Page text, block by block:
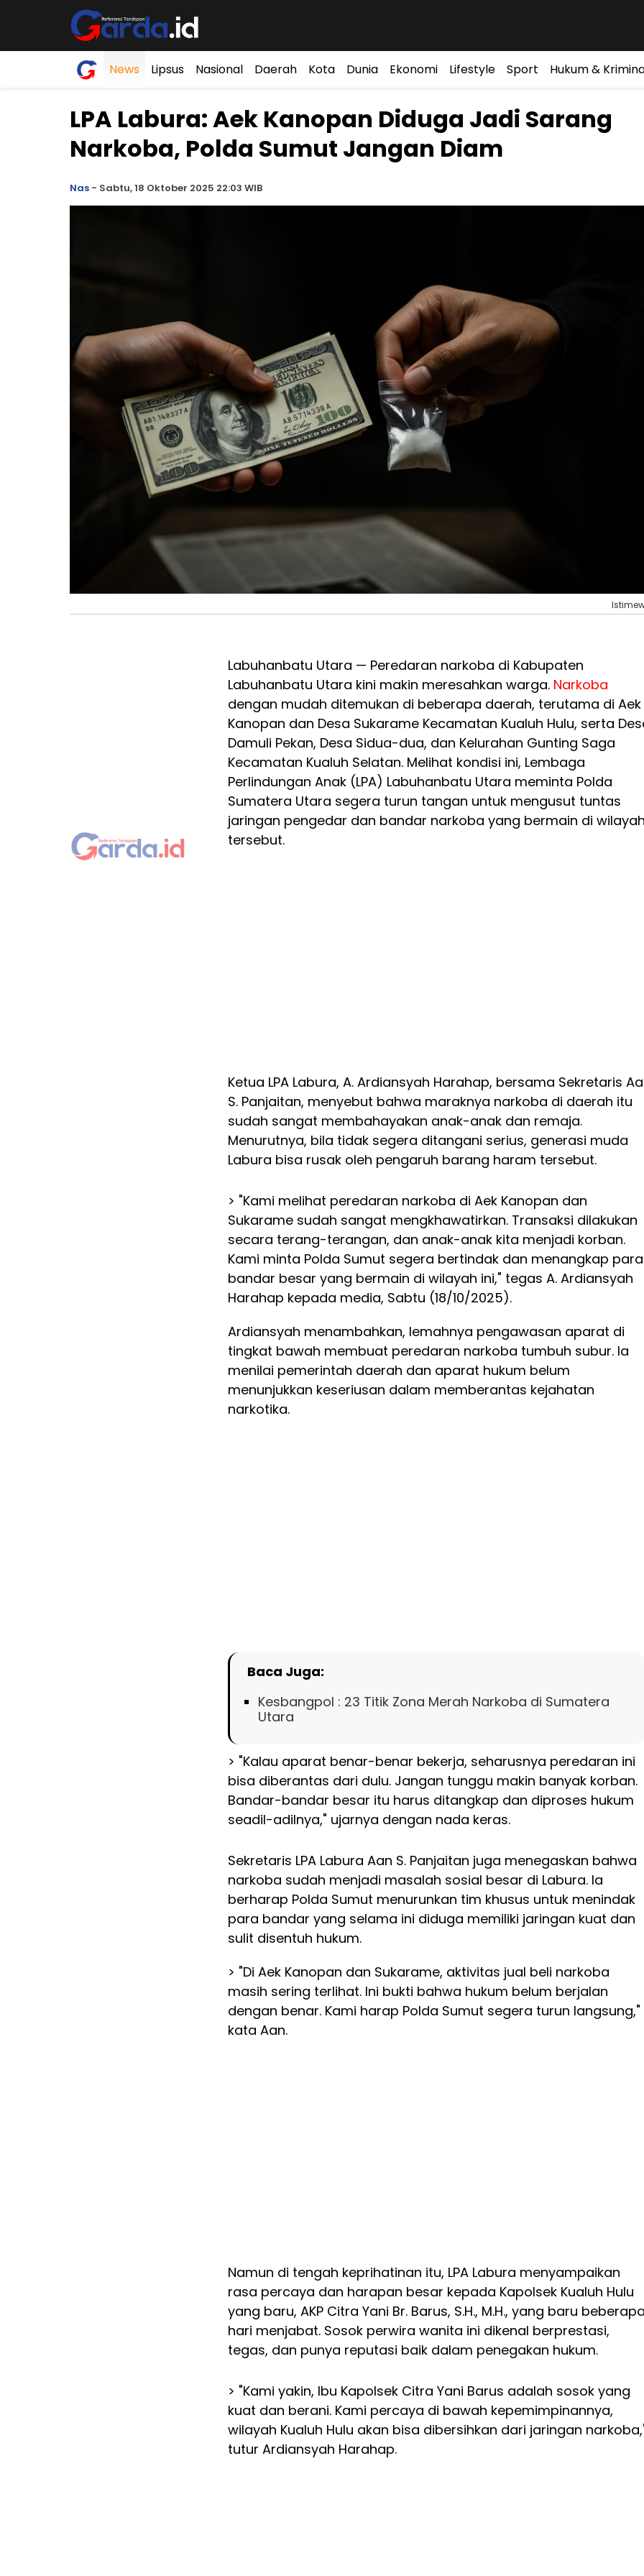
News Lipsus Nasional Daerah Kota Dunia Ekonomi Lifestyle Sport Hukum &
LPA Labura: Aek Kanopan Diduga Jadi Sarang
Narkoba, Polda Sumut Jangan Diam
Nas - Sabtu, 18 Oktober 2025 22:03 WIB
Labuhanbatu Utara — Peredaran narkoba di Kabupaten
Labuhanbatu Utara kini makin meresahkan warga. Narkoba
dengan mudah ditemukan di beberapa daerah, terutama di Aek
Kanopan dan Desa Sukarame Kecamatan Kualuh Hulu, serta
Damuli Pekan, Desa Sidua-dua, dan Kelurahan Gunting Saga
Kecamatan Kualuh Selatan. Melihat kondisi ini, Lembaga
Perlindungan Anak (LPA) Labuhanbatu Utara meminta Polda
Sumatera Utara segera turun tangan untuk mengusut tuntas
jaringan pengedar dan bandar narkoba yang bermain di
tersebut.
Ketua LPA Labura, A. Ardiansyah Harahap, bersama Sekretaris
S. Panjaitan, menyebut bahwa maraknya narkoba di daerah itu
sudah sangat membahayakan anak-anak dan remaja.
Menurutnya, bila tidak segera ditangani serius, generasi muda
Labura bisa rusak oleh pengaruh barang haram tersebut.
> "Kami melihat peredaran narkoba di Aek Kanopan dan
Sukarame sudah sangat mengkhawatirkan. Transaksi dilakukan
secara terang-terangan, dan anak-anak kita menjadi korban.
Kami minta Polda Sumut segera bertindak dan menangkap para
bandar besar yang bermain di wilayah ini," tegas A. Ardiansyah
Harahap kepada media, Sabtu (18/10/2025).
Ardiansyah menambahkan, lemahnya pengawasan aparat di
tingkat bawah membuat peredaran narkoba tumbuh subur. Ia
menilai pemerintah daerah dan aparat hukum belum
menunjukkan keseriusan dalam memberantas kejahatan
narkotika.
Baca Juga:
Kesbangpol : 23 Titik Zona Merah Narkoba di Sumatera
Utara
> "Kalau aparat benar-benar bekerja, seharusnya peredaran ini
bisa diberantas dari dulu. Jangan tunggu makin banyak korban.
Bandar-bandar besar itu harus ditangkap dan diproses hukum
seadil-adilnya," ujarnya dengan nada keras.
Sekretaris LPA Labura Aan S. Panjaitan juga menegaskan bahwa
narkoba sudah menjadi masalah sosial besar di Labura. Ia
berharap Polda Sumut menurunkan tim khusus untuk menindak
para bandar yang selama ini diduga memiliki jaringan kuat dan
sulit disentuh hukum.
> "Di Aek Kanopan dan Sukarame, aktivitas jual beli narkoba
masih sering terlihat. Ini bukti bahwa hukum belum berjalan
dengan benar. Kami harap Polda Sumut segera turun langsung,"
kata Aan.
Namun di tengah keprihatinan itu, LPA Labura menyampaikan
rasa percaya dan harapan besar kepada Kapolsek Kualuh Hulu
yang baru, AKP Citra Yani Br. Barus, S.H., M.H., yang baru
hari menjabat. Sosok perwira wanita ini dikenal berprestasi,
tegas, dan punya reputasi baik dalam penegakan hukum.
> "Kami yakin, Ibu Kapolsek Citra Yani Barus adalah sosok yang
kuat dan berani. Kami percaya di bawah kepemimpinannya,
wilayah Kualuh Hulu akan bisa dibersihkan dari jaringan
tutur Ardiansyah Harahap.